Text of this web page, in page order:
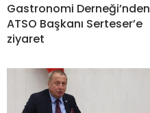
Gastronomi Derneği’nden
ATSO Başkanı Serteser’e
ziyaret